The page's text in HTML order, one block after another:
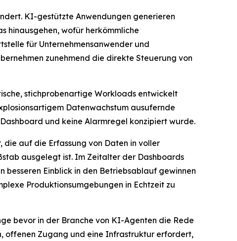
KI-gestützte Anwendungen generieren
hinausgehen, wofür herkömmliche
für Unternehmensanwender und
zunehmend die direkte Steuerung von
stichprobenartige Workloads entwickelt
Datenwachstum ausufernde
und keine Alarmregel konzipiert wurde.
auf die Erfassung von Daten in voller
ausgelegt ist. Im Zeitalter der Dashboards
besseren Einblick in den Betriebsablauf gewinnen
Produktionsumgebungen in Echtzeit zu
bevor in der Branche von KI-Agenten die Rede
offenen Zugang und eine Infrastruktur erfordert,